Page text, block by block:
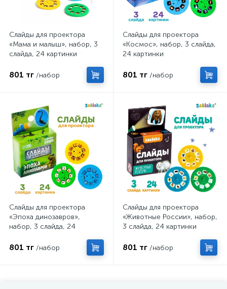
Слайды для проектора
«Мама и малыш», набор, 3
слайда, 24 картинки
801 тг /набор
Слайды для проектора
«Космос», набор, 3 слайда,
24 картинки
801 тг /набор
Слайды для проектора
«Эпоха динозавров»,
набор, 3 слайда, 24
801 тг /набор
Слайды для проектора
«Животные России», набор,
3 слайда, 24 картинки
801 тг /набор